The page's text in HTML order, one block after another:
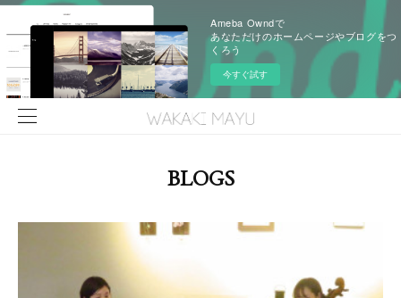
Ameba Owndで
あなただけのホームページやブログをつ
くろう
今すぐ試す
BLOGS